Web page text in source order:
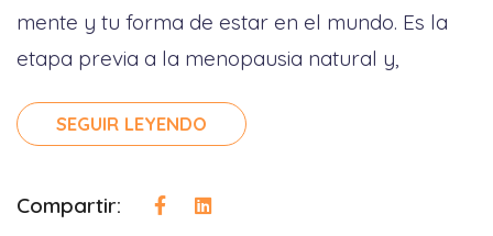
mente y tu forma de estar en el mundo. Es la
etapa previa a la menopausia natural y,
SEGUIR LEYENDO
Compartir: